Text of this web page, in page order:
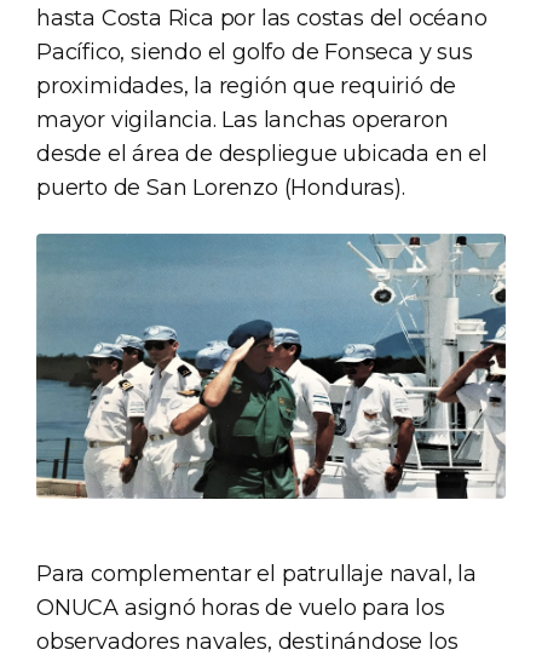
hasta Costa Rica por las costas del océano
Pacífico, siendo el golfo de Fonseca y sus
proximidades, la región que requirió de
mayor vigilancia. Las lanchas operaron
desde el área de despliegue ubicada en el
puerto de San Lorenzo (Honduras).
Para complementar el patrullaje naval, la
ONUCA asignó horas de vuelo para los
observadores navales, destinándose los